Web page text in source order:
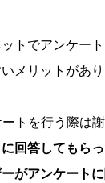
トでアンケー
メリットがあり
トを行う際は
回答してもら
がアンケート